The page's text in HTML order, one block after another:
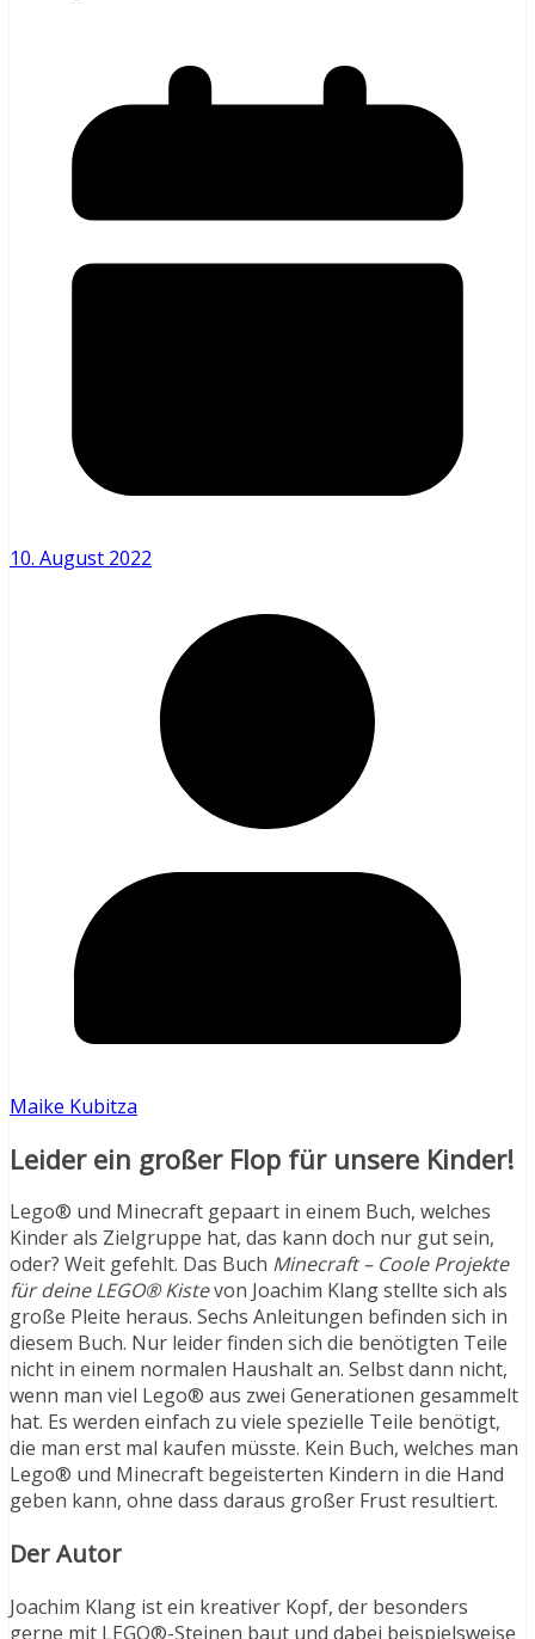
10. August 2022
Maike Kubitza
Leider ein großer Flop für unsere Kinder!
Lego® und Minecraft gepaart in einem Buch, welches
Kinder als Zielgruppe hat, das kann doch nur gut sein,
oder? Weit gefehlt. Das Buch Minecraft – Coole Projekte
für deine LEGO® Kistevon Joachim Klang stellte sich als
große Pleite heraus. Sechs Anleitungen befinden sich in
diesem Buch. Nur leider finden sich die benötigten Teile
nicht in einem normalen Haushalt an. Selbst dann nicht,
wenn man viel Lego® aus zwei Generationen gesammelt
hat. Es werden einfach zu viele spezielle Teile benötigt,
die man erst mal kaufen müsste. Kein Buch, welches man
Lego® und Minecraft begeisterten Kindern in die Hand
geben kann, ohne dass daraus großer Frust resultiert.
Der Autor
Joachim Klang ist ein kreativer Kopf, der besonders
gerne mit LEGO®-Steinen baut und dabei beispielsweise